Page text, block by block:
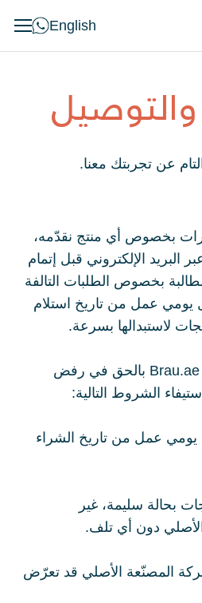
English
عن تجربتك معنا.
بخصوص أي منتج نقدّمه،
البريد الإلكتروني قبل إتمام
بخصوص الطلبات التالفة
يومي عمل من تاريخ استلام
لاستبدالها بسرعة.
ومع ذلك، يحتفظ استديو Brau.ae بالحق في رفض
الشروط التالية:
يومي عمل من تاريخ الشراء
بحالة سليمة، غير
الأصلي دون أي تلف.
المصنّعة الأصلي قد تعرّض